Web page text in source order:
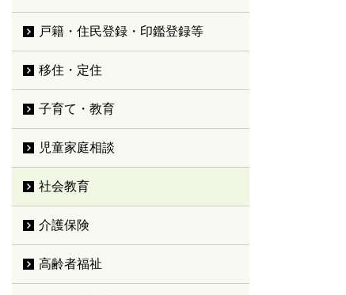
戸籍・住民登録・印鑑登録等
移住・定住
子育て・教育
児童家庭相談
社会教育
介護保険
高齢者福祉